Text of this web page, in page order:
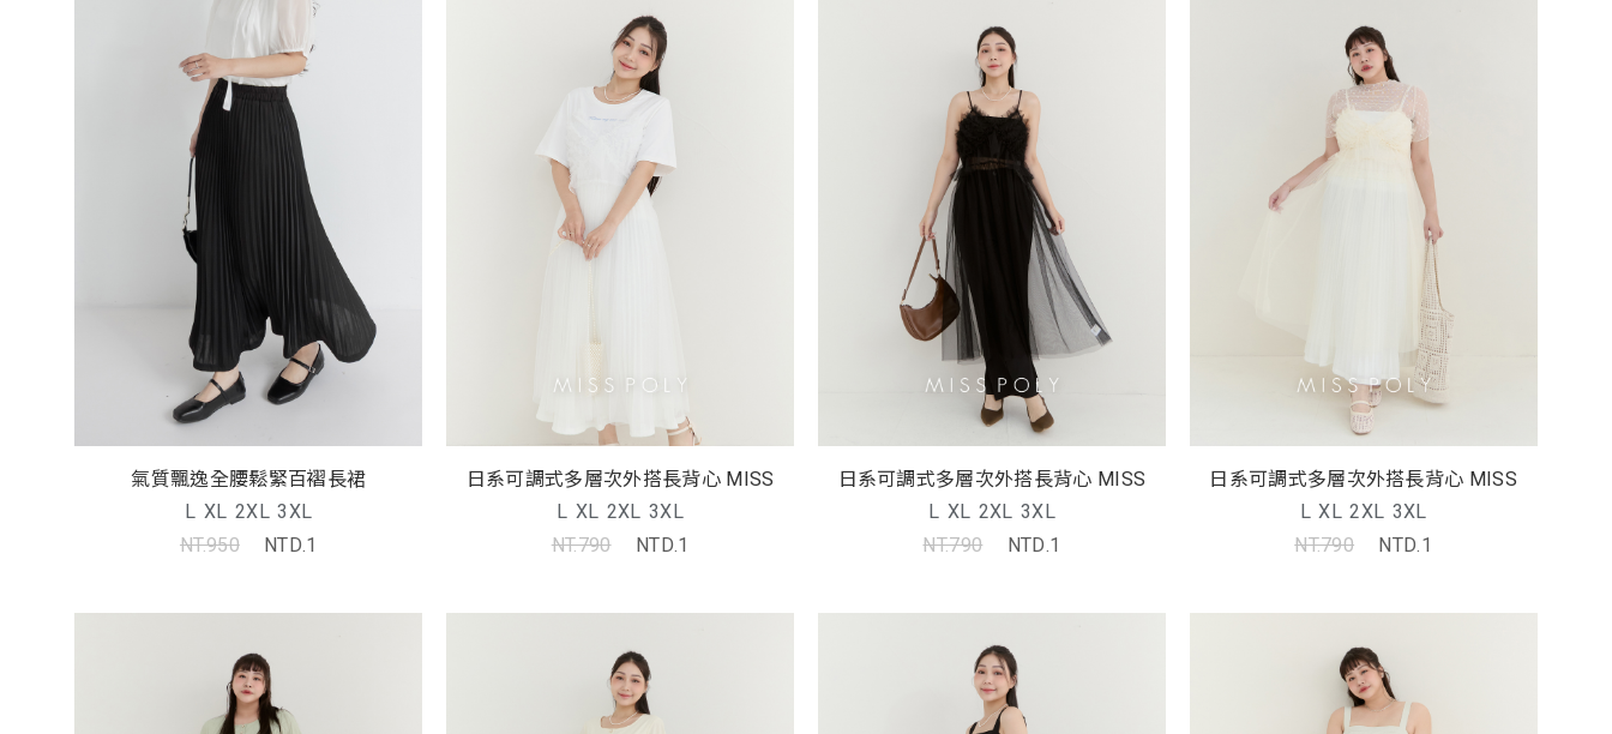
氣質飄逸全腰鬆緊百褶長裙
L XL 2XL 3XL
NT.950
NTD.1
日系可調式多層次外搭長背心 MISS
L XL 2XL 3XL
NT.790
NTD.1
日系可調式多層次外搭長背心 MISS
L XL 2XL 3XL
NT.790
NTD.1
日系可調式多層次外搭長背心 MISS
L XL 2XL 3XL
NT.790
NTD.1